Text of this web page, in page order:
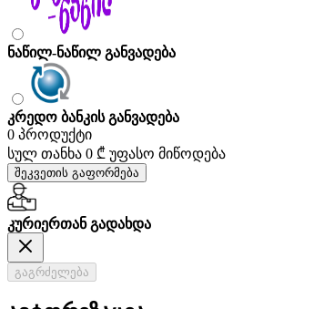
ნაწილ-ნაწილ განვადება
კრედო ბანკის განვადება
0 პროდუქტი
სულ თანხა 0 ₾ უფასო მიწოდება
შეკვეთის გაფორმება
კურიერთან გადახდა
გაგრძელება